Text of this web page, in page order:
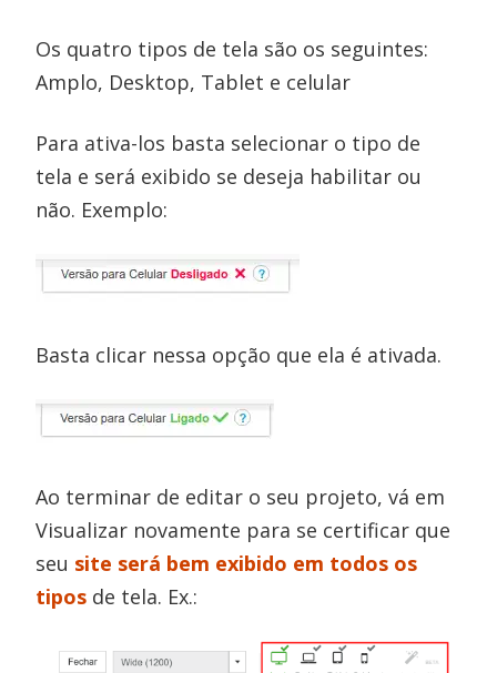
Os quatro tipos de tela são os seguintes:
Amplo, Desktop, Tablet e celular
Para ativa-los basta selecionar o tipo de
tela e será exibido se deseja habilitar ou
não. Exemplo:
Basta clicar nessa opção que ela é ativada.
Ao terminar de editar o seu projeto, vá em
Visualizar novamente para se certificar que
seu site será bem exibido em todos os
tipos de tela. Ex.: